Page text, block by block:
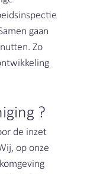
gaan
Zo
?
de inzet
op onze